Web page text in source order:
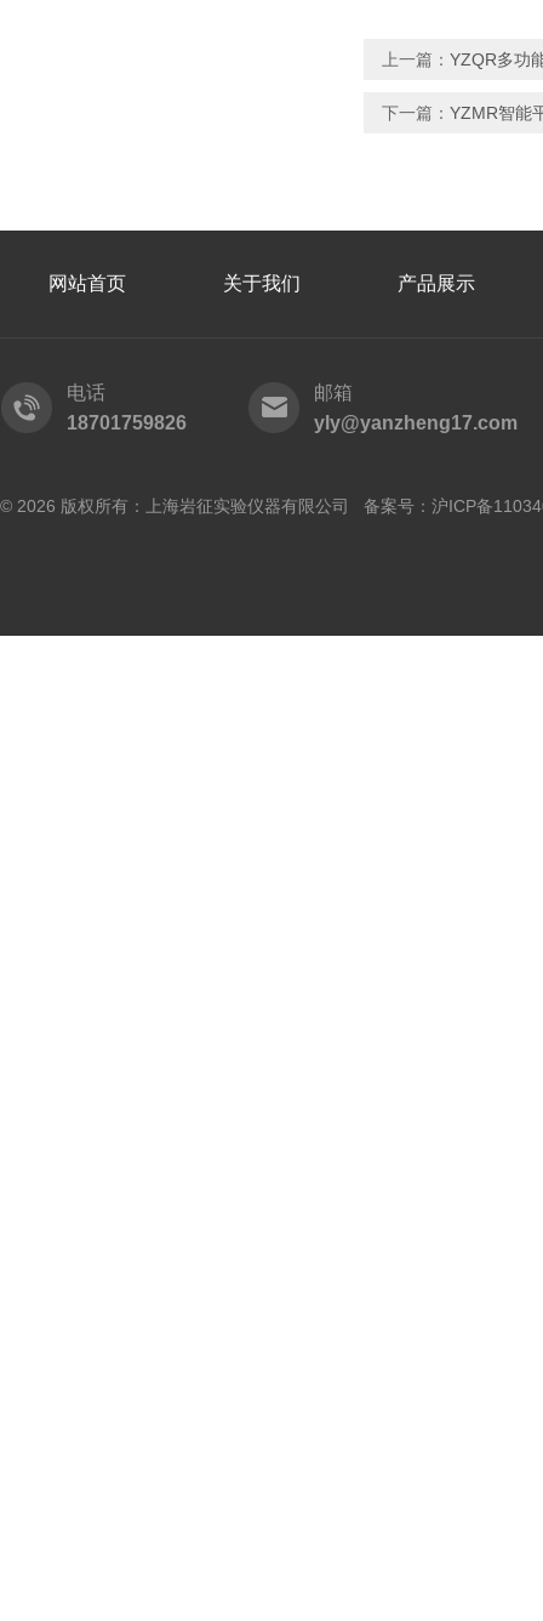
上一篇： YZQR多功
下一篇： YZMR智能
网站首页 关于我们 产品展示
电话
18701759826
邮箱
yly@yanzheng17.com
© 2026 版权所有：上海岩征实验仪器有限公司 备案号： 沪ICP备